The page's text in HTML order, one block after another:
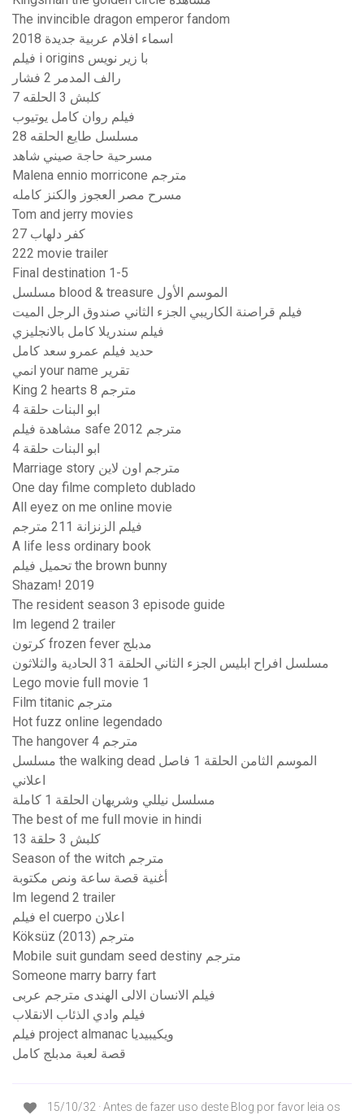
The invincible dragon emperor fandom
اسماء افلام عربية جديدة 2018
فيلم i origins با زير نويس
رالف المدمر 2 فشار
كلبش 3 الحلقه 7
فيلم روان كامل يوتيوب
مسلسل طايع الحلقه 28
مسرحية حاجة صيني شاهد
Malena ennio morricone مترجم
مسرح مصر العجوز والكنز كامله
Tom and jerry movies
كفر دلهاب 27
222 movie trailer
Final destination 1-5
مسلسل blood & treasure الموسم الأول
فيلم قراصنة الكاريبي الجزء الثاني صندوق الرجل الميت
فيلم سندريلا كامل بالانجليزي
حديد فيلم عمرو سعد كامل
انمي your name تقرير
King 2 hearts مترجم 8
ابو البنات حلقة 4
مشاهدة فيلم safe 2012 مترجم
ابو البنات حلقة 4
Marriage story مترجم اون لاين
One day filme completo dublado
All eyez on me online movie
فيلم الزنزانة 211 مترجم
A life less ordinary book
تحميل فيلم the brown bunny
Shazam! 2019
The resident season 3 episode guide
Im legend 2 trailer
كرتون frozen fever مدبلج
مسلسل افراح ابليس الجزء الثاني الحلقة 31 الحادية والثلاثون
Lego movie full movie 1
Film titanic مترجم
Hot fuzz online legendado
The hangover 4 مترجم
مسلسل the walking dead الموسم الثامن الحلقة 1 فاصل
اعلاني
مسلسل نيللي وشريهان الحلقة 1 كاملة
The best of me full movie in hindi
كلبش 3 حلقة 13
Season of the witch مترجم
أغنية قصة ساعة ونص مكتوبة
Im legend 2 trailer
فيلم el cuerpo اعلان
Köksüz (2013) مترجم
Mobile suit gundam seed destiny مترجم
Someone marry barry fart
فيلم الانسان الالى الهندى مترجم عربى
فيلم وادي الذئاب الانقلاب
فيلم project almanac ويكيبيديا
قصة لعبة مدبلج كامل
15/10/32 · Antes de fazer uso deste Blog por favor leia os